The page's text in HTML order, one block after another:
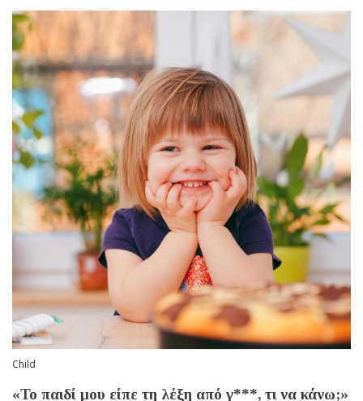
Child
«Το παιδί μου είπε τη λέξη από γ***, τι να κάνω;»